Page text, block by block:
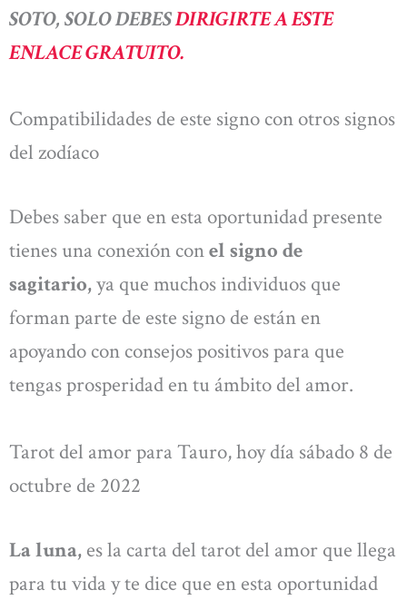
SOTO, SOLO DEBESDIRIGIRTE A ESTE
ENLACE GRATUITO.
Compatibilidades de este signo con otros signos
del zodíaco
Debes saber que en esta oportunidad presente
tienes una conexión conel signo de
sagitario,ya que muchos individuos que
forman parte de este signo de están en
apoyando con consejos positivos para que
tengas prosperidad en tu ámbito del amor.
Tarot del amor para Tauro, hoy día sábado 8 de
octubre de 2022
La luna, es la carta del tarot del amor que llega
para tu vida y te dice que en esta oportunidad